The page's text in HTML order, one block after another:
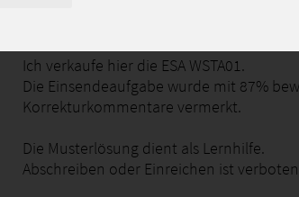
Ich verkaufe hier die ESA WSTA01.
Die Einsendeaufgabe wurde mit 87%
Korrekturkommentare vermerkt.
Die Musterlösung dient als Lernhilfe.
Abschreiben oder Einreichen ist